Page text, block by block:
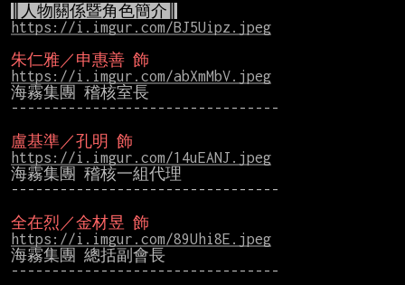
║人物關係暨角色簡介║
https://i.imgur.com/BJ5Uipz.jpeg
朱仁雅／申惠善 飾
https://i.imgur.com/abXmMbV.jpeg
海霧集團 稽核室長
---------------------------------
盧基準／孔明 飾
https://i.imgur.com/14uEANJ.jpeg
海霧集團 稽核一組代理
---------------------------------
全在烈／金材昱 飾
https://i.imgur.com/89Uhi8E.jpeg
海霧集團 總括副會長
---------------------------------